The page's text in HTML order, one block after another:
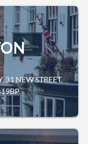
31 NEW STREET,